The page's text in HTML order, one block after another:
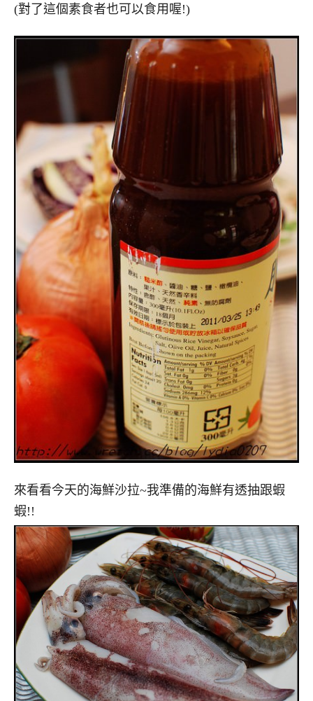
(對了這個素食者也可以食用喔!)
來看看今天的海鮮沙拉~我準備的海鮮有透抽跟蝦
蝦!!